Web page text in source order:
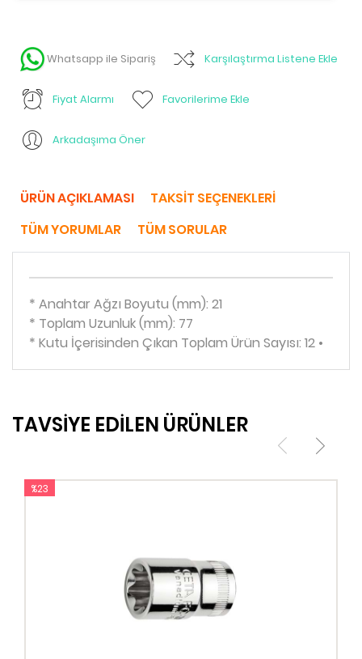
Whatsapp ile Sipariş Karşılaştırma Listene Ekle
Fiyat Alarmı Favorilerime Ekle
Arkadaşıma Öner
ÜRÜN AÇIKLAMASI
TAKSIT SEÇENEKLERI
TÜM YORUMLAR
TÜM SORULAR
* Anahtar Ağzı Boyutu (mm): 21
* Toplam Uzunluk (mm): 77
* Kutu İçerisinden Çıkan Toplam Ürün Sayısı: 12 •
TAVSİYE EDİLEN ÜRÜNLER
%23